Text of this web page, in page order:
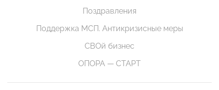
Поздравления
Поддержка МСП. Антикризисные меры
СВОй бизнес
ОПОРА — СТАРТ